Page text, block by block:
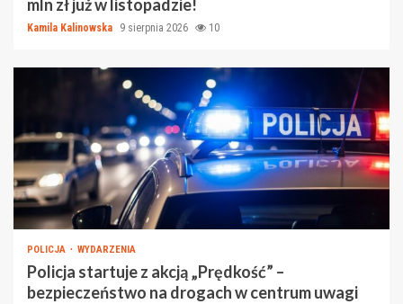
mln zł już w listopadzie!
Kamila Kalinowska 9 sierpnia 2026 10
POLICJA WYDARZENIA
Policja startuje z akcją „Prędkość” –
bezpieczeństwo na drogach w centrum uwagi